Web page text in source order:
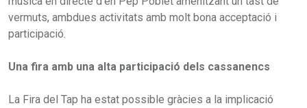
vermuts, ambdues activitats amb molt bona acceptació i
participació.
Una fira amb una alta participació dels cassanencs
La Fira del Tap ha estat possible gràcies a la implicació